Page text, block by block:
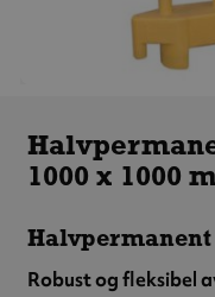
1000 x 1000 mm
1000 x 1000
Robust og fleksibel